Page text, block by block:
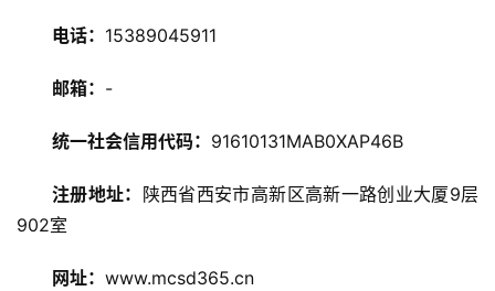
略
电话： 15389045911
邮箱： -
统一社会信用代码： 91610131MAB0XAP46B
注册地址：
陕西省西安市高新区高新一路创业大厦9层
902室
网址： www.mcsd365.cn